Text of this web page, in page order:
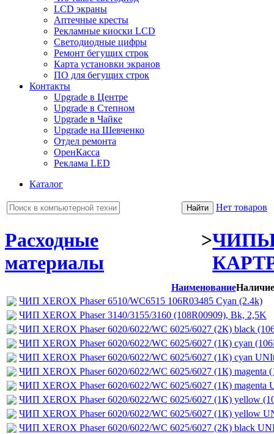
LCD экраны
Аптечные кресты
Рекламные киоски LCD
Светодиодные цифры
Ремонт бегущих строк
Карта установки экранов
ПО для бегущих строк
Контакты
Upgrade в Центре
Upgrade в Степном
Upgrade в Чайке
Upgrade на Шевченко
Отдел ремонта
ОренКасса
Реклама LED
Каталог
Нет товаров
Расходные
материалы
>
НаименованиеНаличие
ЧИП XEROX Phaser 6510/WC6515 106R03485 Cyan (2.4k)
ЧИП XEROX Phaser 3140/3155/3160 (108R00909), Bk, 2,5K
ЧИП XEROX Phaser 6020/6022/WC 6025/6027 (2К) black
ЧИП XEROX Phaser 6020/6022/WC 6025/6027 (1К) cyan
ЧИП XEROX Phaser 6020/6022/WC 6025/6027 (1К) cyan
ЧИП XEROX Phaser 6020/6022/WC 6025/6027 (1К) magenta
ЧИП XEROX Phaser 6020/6022/WC 6025/6027 (1К) magenta
ЧИП XEROX Phaser 6020/6022/WC 6025/6027 (1К) yellow
ЧИП XEROX Phaser 6020/6022/WC 6025/6027 (1К) yellow
ЧИП XEROX Phaser 6020/6022/WC 6025/6027 (2К) black